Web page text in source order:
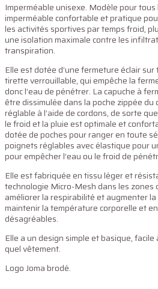
Imperméable unisexe. Modèle pour tous
imperméable confortable et pratique
les activités sportives par temps froid,
une isolation maximale contre les
transpiration.
Elle est dotée d’une fermeture éclair
tirette verrouillable, qui empêche la
donc l’eau de pénétrer. La capuche à
être dissimulée dans la poche zippée du
réglable à l’aide de cordons, de sorte
le froid et la pluie est optimale et
dotée de poches pour ranger en toute
poignets réglables avec élastique pour
pour empêcher l’eau ou le froid de
Elle est fabriquée en tissu léger et
technologie Micro-Mesh dans les
améliorer la respirabilité et augmenter
maintenir la température corporelle et
désagréables.
Elle a un design simple et basique, facile
quel vêtement.
Logo Joma brodé.